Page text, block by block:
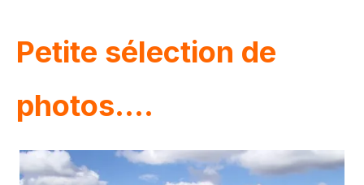
Petite sélection de
photos....